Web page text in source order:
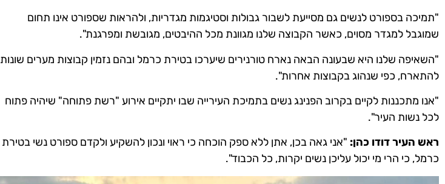
"תמיכה בספורט לנשים גם מסייעת לשבור גבולות וסטיגמות מגדריות, ולהראות שספורט אינו תחום
שמוגבל למגדר מסוים, כאשר הקבוצה שלנו מגוונת מכל ההיבטים, מגובשת ומפרגנת".
"השאיפה שלנו היא שבעונה הבאה נארח טורנירים שיערכו בטירת כרמל ובהם נזמין קבוצות מערים שונות
להתארח, כפי שנהוג בקבוצות אחרות".
"אנו מתכננות לקיים בקרוב הפנינג נשים בתמיכת העירייה שבו יתקיים אירוע "רשת פתוחה" שיהיה פתוח
לכל נשות העיר".
ראש העיר דודו כהן: "אני גאה בכן, אתן ללא ספק הוכחה כי ראוי ונכון להשקיע ולקדם ספורט נשי בטירת
כרמל, כי הרי מי יכול עליכן נשים יקרות, כל הכבוד".